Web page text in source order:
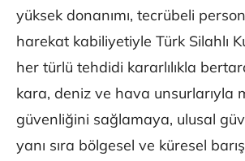
yüksek donanımı, tecrübeli
harekat kabiliyetiyle Türk Silahlı
her türlü tehdidi kararlılıkla
kara, deniz ve hava unsurlarıyla
güvenliğini sağlamaya, ulusal
yanı sıra bölgesel ve küresel